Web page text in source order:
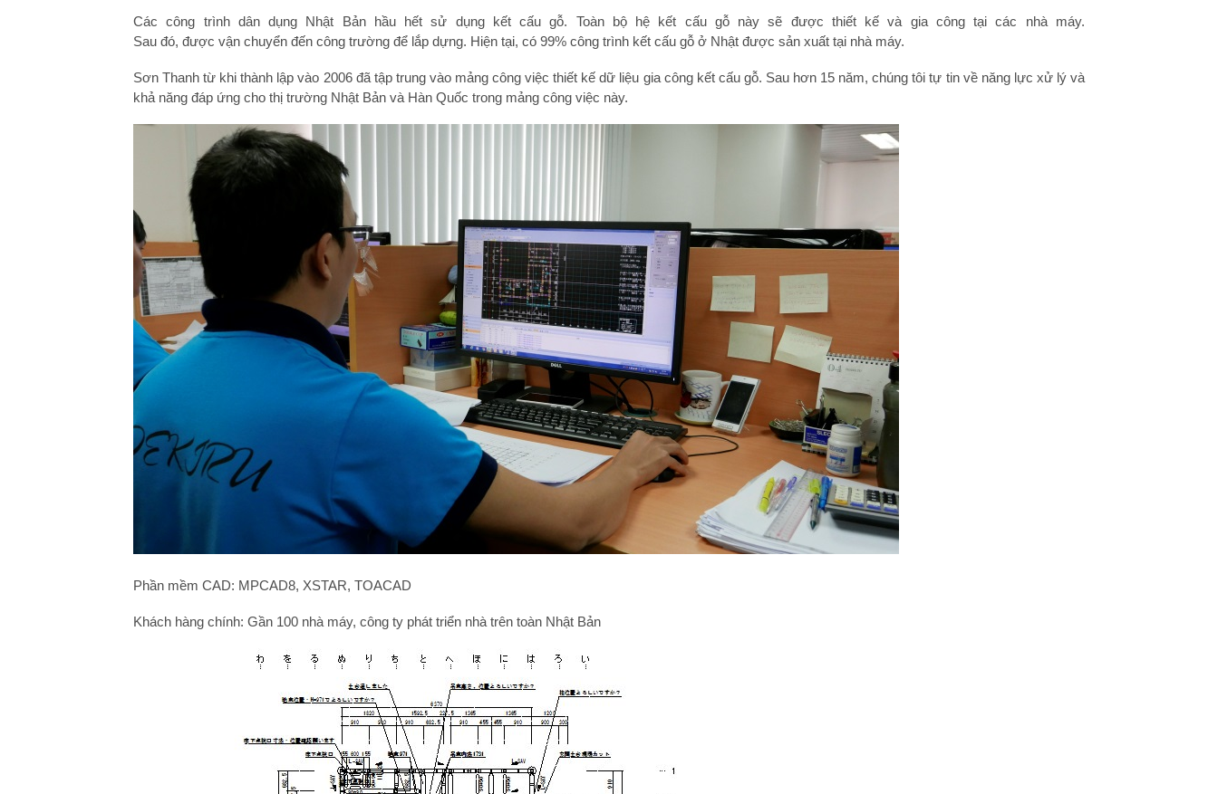
Các công trình dân dụng Nhật Bản hầu hết sử dụng kết cấu gỗ. Toàn bộ hệ kết cấu gỗ này sẽ được thiết kế và gia công tại các nhà máy.
Sau đó, được vận chuyển đến công trường để lắp dựng. Hiện tại, có 99% công trình kết cấu gỗ ở Nhật được sản xuất tại nhà máy.
Sơn Thanh từ khi thành lập vào 2006 đã tập trung vào mảng công việc thiết kế dữ liệu gia công kết cấu gỗ. Sau hơn 15 năm, chúng tôi tự tin về năng lực xử lý và
khả năng đáp ứng cho thị trường Nhật Bản và Hàn Quốc trong mảng công việc này.
Phần mềm CAD: MPCAD8, XSTAR, TOACAD
Khách hàng chính: Gần 100 nhà máy, công ty phát triển nhà trên toàn Nhật Bản